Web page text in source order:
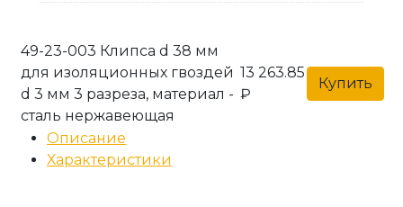
49-23-003 Клипса d 38 мм
для изоляционных гвоздей
d 3 мм 3 разреза, материал -
сталь нержавеющая
13 263.85
₽
Купить
Описание
Характеристики